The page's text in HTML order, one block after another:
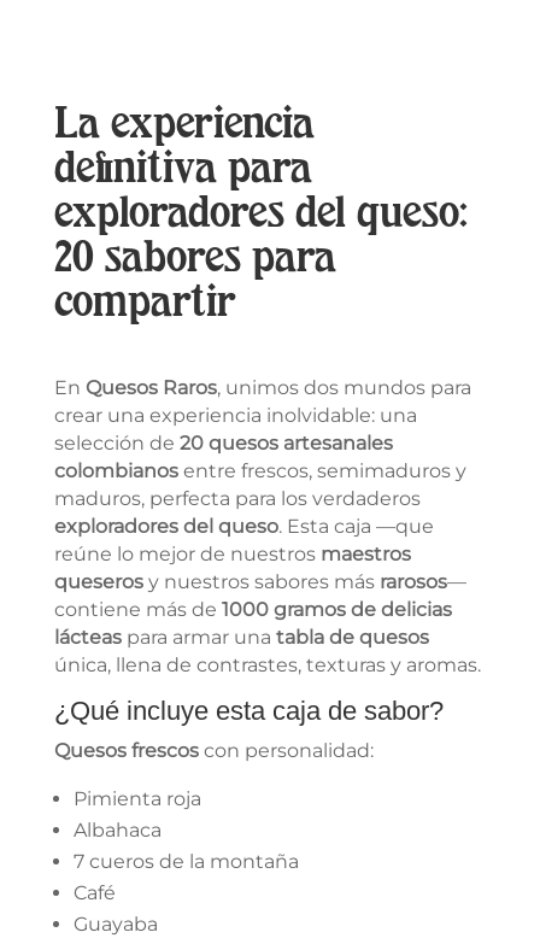
La experiencia
definitiva para
exploradores del queso:
20 sabores para
compartir
En Quesos Raros, unimos dos mundos para
crear una experiencia inolvidable: una
selección de 20 quesos artesanales
colombianosentre frescos, semimaduros y
maduros, perfecta para los verdaderos
exploradores del queso. Esta caja —que
reúne lo mejor de nuestros maestros
queserosy nuestros sabores más rarosos—
contiene más de 1000 gramos de delicias
lácteaspara armar una tabla de quesos
única, llena de contrastes, texturas y aromas.
¿Qué incluye esta caja de sabor?
Quesos frescoscon personalidad:
Pimienta roja
Albahaca
7 cueros de la montaña
Café
Guayaba